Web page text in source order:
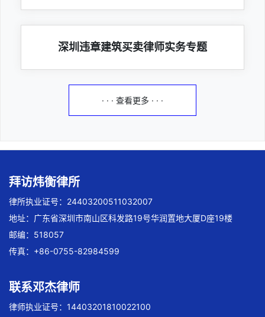
深圳违章建筑买卖律师实务专题
· · · 查看更多 · · ·
拜访炜衡律所
律所执业证号：24403200511032007
地址：广东省深圳市南山区科发路19号华润置地大厦D座19楼
邮编：518057
传真：+86-0755-82984599
联系邓杰律师
律师执业证号：14403201810022100